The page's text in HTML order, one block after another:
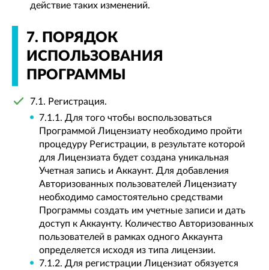
действие таких изменений.
7. ПОРЯДОК
ИСПОЛЬЗОВАНИЯ
ПРОГРАММЫ
7.1. Регистрация.
7.1.1. Для того чтобы воспользоваться
Программой Лицензиату необходимо пройти
процедуру Регистрации, в результате которой
для Лицензиата будет создана уникальная
Учетная запись и Аккаунт. Для добавления
Авторизованных пользователей Лицензиату
необходимо самостоятельно средствами
Программы создать им учетные записи и дать
доступ к Аккаунту. Количество Авторизованных
пользователей в рамках одного Аккаунта
определяется исходя из типа лицензии.
7.1.2. Для регистрации Лицензиат обязуется